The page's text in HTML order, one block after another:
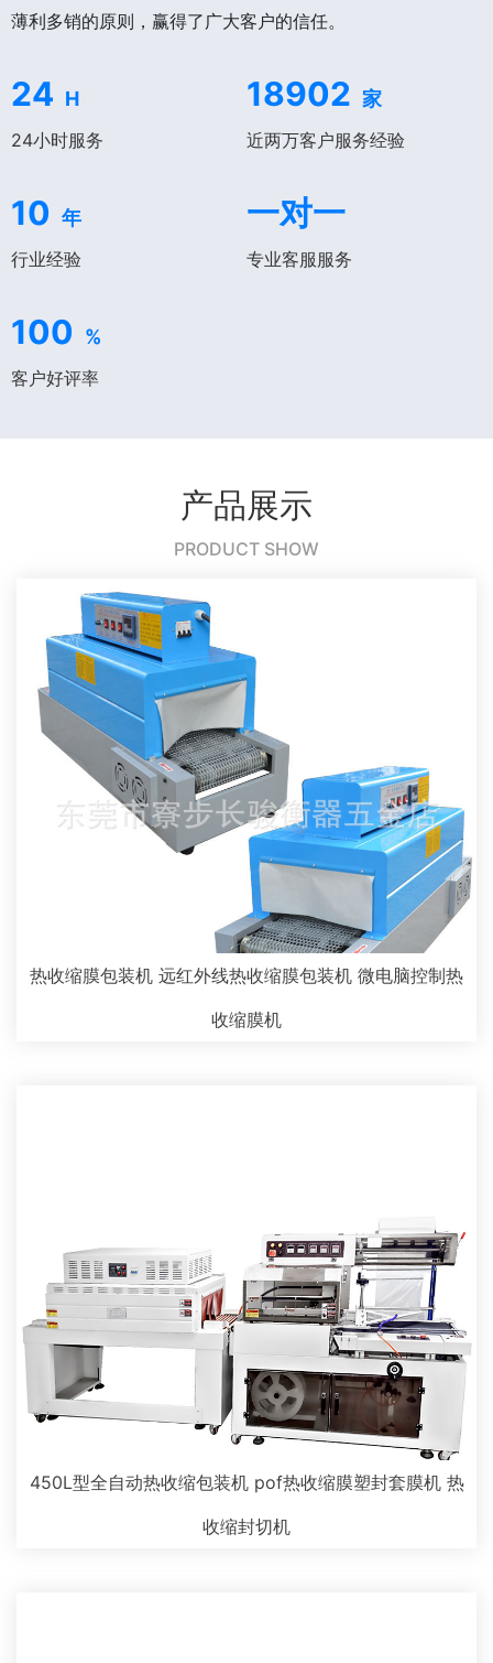
薄利多销的原则，赢得了广大客户的信任。
24 H
24小时服务
18902 家
近两万客户服务经验
10 年
行业经验
一对一
专业客服服务
100 %
客户好评率
产品展示
PRODUCT SHOW
热收缩膜包装机 远红外线热收缩膜包装机 微电脑控制热
收缩膜机
450L型全自动热收缩包装机 pof热收缩膜塑封套膜机 热
收缩封切机